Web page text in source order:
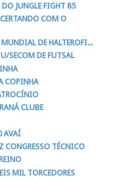
JUNGLE FIGHT 85
COM O
DE HALTEROFI...
SECOM DE FUTSAL
COPINHA
CLUBE
AVAÍ
CONGRESSO TÉCNICO
MIL TORCEDORES